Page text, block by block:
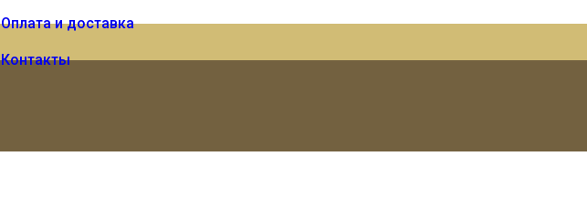
Оплата и доставка
Контакты